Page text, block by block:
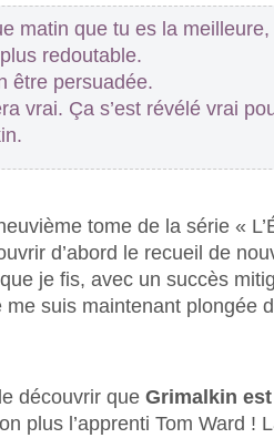
matin que tu es la meilleure,
redoutable.
être persuadée.
vrai. Ça s’est révélé vrai
tome de la série «
d’abord le recueil de
je fis, avec un succès
me suis maintenant plongée
découvrir que Grimalkin
plus l’apprenti Tom Ward !